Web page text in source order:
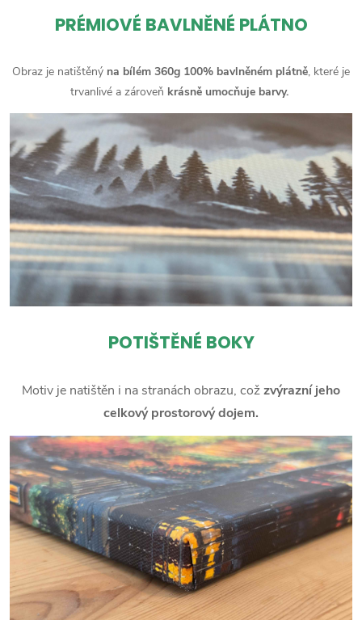
PRÉMIOVÉ BAVLNĚNÉ PLÁTNO
Obraz je natištěný na bílém 360g 100% bavlněném plátně, které je
trvanlivé a zároveň krásně umocňuje barvy.
POTIŠTĚNÉ BOKY
Motiv je natištěn i na stranách obrazu, cožzvýrazní jeho
celkový prostorový dojem.